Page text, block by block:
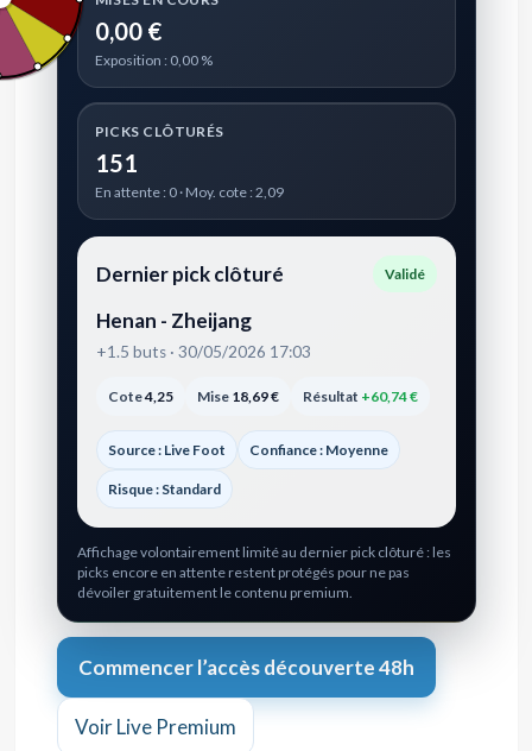
0,00 €
Exposition : 0,00 %
PICKS CLÔTURÉS
151
En attente : 0 · Moy. cote : 2,09
Dernier pick clôturé Validé
Henan - Zheijang
+1.5 buts · 30/05/2026 17:03
Cote4,25 Mise 18,69 € Résultat +60,74 €
Source : Live Foot Confiance : Moyenne
Risque : Standard
Affichage volontairement limité au dernier pick clôturé : les
picks encore en attente restent protégés pour ne pas
dévoiler gratuitement le contenu premium.
Commencer l’accès découverte 48h
Voir Live Premium